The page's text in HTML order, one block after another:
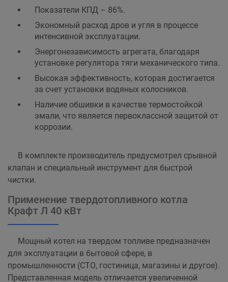
Показатели КПД – 86%.
Экономный расход дров и угля в процессе
интенсивной эксплуатации.
Энергонезависимость агрегата, благодаря
установке регулятора тяги механического типа.
Высокая эффективность, которая достигается
за счет установки водяных колосников.
Наличие обшивки в качестве термостойкой
эмали, что является первоклассной защитой от
коррозии.
В комплекте производитель предусмотрел срывной
клапан и специальный инструмент для быстрой
чистки.
Применение твердотопливного котла
Крафт Л 40 кВт
Мощный котел на твердом топливе предназначен
для эксплуатации в бытовой сфере, в
промышленности (СТО, гостиница, магазины и другое).
Представленная модель отличается увеличенной